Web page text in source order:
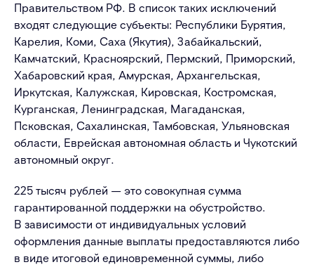
Правительством РФ. В список таких исключений
входят следующие субъекты: Республики Бурятия,
Карелия, Коми, Саха (Якутия), Забайкальский,
Камчатский, Красноярский, Пермский, Приморский,
Хабаровский края, Амурская, Архангельская,
Иркутская, Калужская, Кировская, Костромская,
Курганская, Ленинградская, Магаданская,
Псковская, Сахалинская, Тамбовская, Ульяновская
области, Еврейская автономная область и Чукотский
автономный округ.
225 тысяч рублей — это совокупная сумма
гарантированной поддержки на обустройство.
В зависимости от индивидуальных условий
оформления данные выплаты предоставляются либо
в виде итоговой единовременной суммы, либо